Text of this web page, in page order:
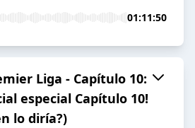
01:11:50
Liga - Capítulo 10:
especial Capítulo 10!
lo diría?)